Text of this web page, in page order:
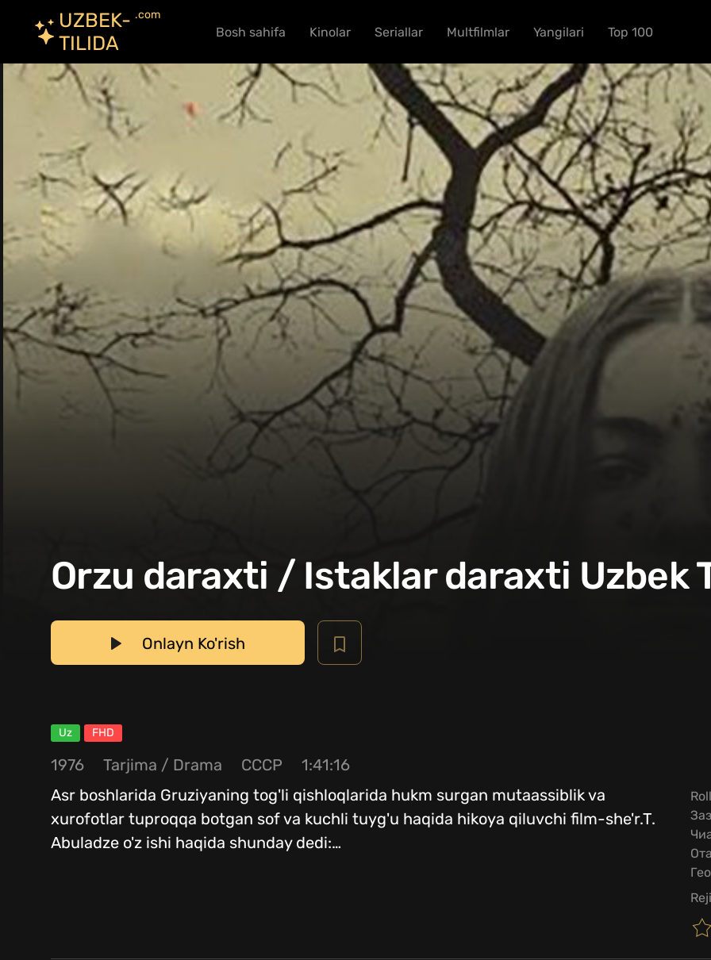
UZBEK-
TILIDA
.com
Bosh sahifa Kinolar Seriallar Multfilmlar Yangilari Top 100
Orzu daraxti / Istaklar daraxti Uzbek
Onlayn Ko'rish
Uz FHD
1976 Tarjima / Drama СССР
1:41:16
Asr boshlarida Gruziyaning tog'li qishloqlarida hukm surgan mutaassiblik va
xurofotlar tuproqqa botgan sof va kuchli tuyg'u haqida hikoya qiluvchi film-she'r.T.
Abuladze o'z ishi haqida shunday dedi:…